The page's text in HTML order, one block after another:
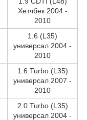
Хетчбек 2004 -
2010
1.6 (L35)
универсал 2004 -
2010
1.6 Turbo (L35)
универсал 2007 -
2010
2.0 Turbo (L35)
универсал 2004 -